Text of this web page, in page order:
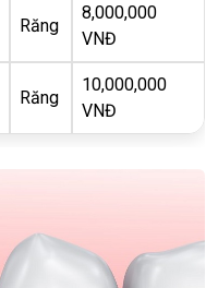
Răng
8,000,000
VNĐ
Răng
10,000,000
VNĐ